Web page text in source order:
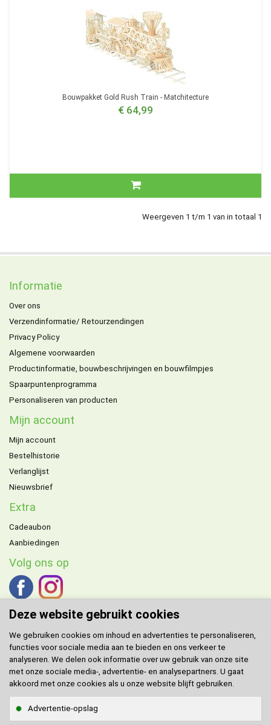
Bouwpakket Gold Rush Train - Matchitecture
€ 64,99
Weergeven 1 t/m 1 van in totaal 1
Informatie
Over ons
Verzendinformatie/ Retourzendingen
Privacy Policy
Algemene voorwaarden
Productinformatie, bouwbeschrijvingen en bouwfilmpjes
Spaarpuntenprogramma
Personaliseren van producten
Mijn account
Mijn account
Bestelhistorie
Verlanglijst
Nieuwsbrief
Extra
Cadeaubon
Aanbiedingen
Volg ons op
DOMENECHagent voor de Benelux.
Klantenservice
Sitemap
Deze website gebruikt cookies
We gebruiken cookies om inhoud en advertenties te personaliseren,
functies voor sociale media aan te bieden en ons verkeer te
analyseren. We delen ook informatie over uw gebruik van onze site
met onze sociale media-, advertentie- en analysepartners. U gaat
akkoord met onze cookies als u onze website blijft gebruiken.
Advertentie-opslag